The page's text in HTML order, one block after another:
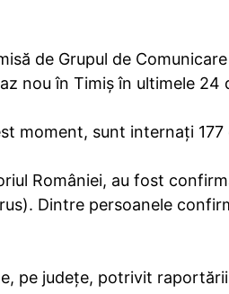
de Grupul de
nou în Timiș în ultimele 24
moment, sunt internați 177
României, au fost
Dintre persoanele
pe județe, potrivit